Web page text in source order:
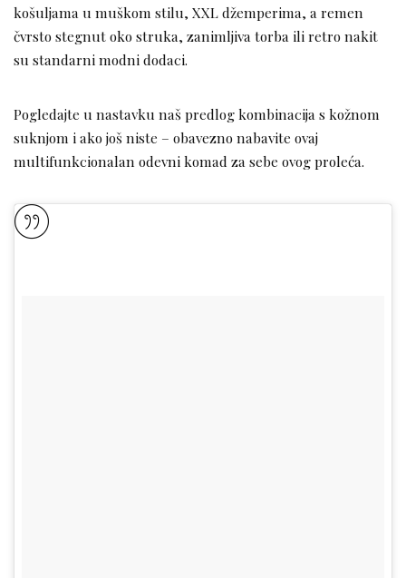
košuljama u muškom stilu, XXL džemperima, a remen
čvrsto stegnut oko struka, zanimljiva torba ili retro nakit
su standarni modni dodaci.
Pogledajte u nastavku naš predlog kombinacija s kožnom
suknjom i ako još niste – obavezno nabavite ovaj
multifunkcionalan odevni komad za sebe ovog proleća.